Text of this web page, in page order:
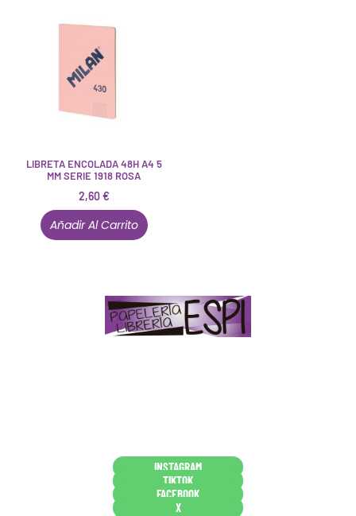
LIBRETA ENCOLADA 48H A4 5
MM SERIE 1918 ROSA
2,60€
Añadir Al Carrito
INSTAGRAM
TIKTOK
FACEBOOK
X